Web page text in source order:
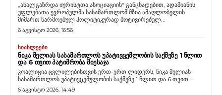
„ახალგაზრდა იურისტთა ასოციაციის“ განცხადებით, ადამიანის
უფლებათა ევროპულმა სასამართლომ მზია ამაღლობელის
მიმართ წარმოებულ პოლიტიკურად მოტივირებულ...
6 აგვისტო 2026, 16:56
ᲡᲘᲐᲮᲚᲔᲔᲑᲘ
ᲜᲘᲙᲐ ᲛᲔᲚᲘᲐᲡ ᲡᲐᲡᲐᲛᲐᲠᲗᲚᲝᲡ ᲣᲞᲐᲢᲘᲕᲪᲔᲛᲚᲝᲑᲘᲡ ᲡᲐᲥᲛᲔᲖᲔ 1 ᲬᲚᲘᲗ
ᲓᲐ 6 ᲗᲕᲘᲗ ᲞᲐᲢᲘᲛᲠᲝᲑᲐ ᲛᲘᲔᲡᲐᲯᲐ
კოალიცია ცვლილებისთვის ერთ-ერთ ლიდერს, ნიკა მელიას
სასამართლოს უპატივცემულობის საქმეზე 1 წლით და 6 თვით...
6 აგვისტო 2026, 14:49